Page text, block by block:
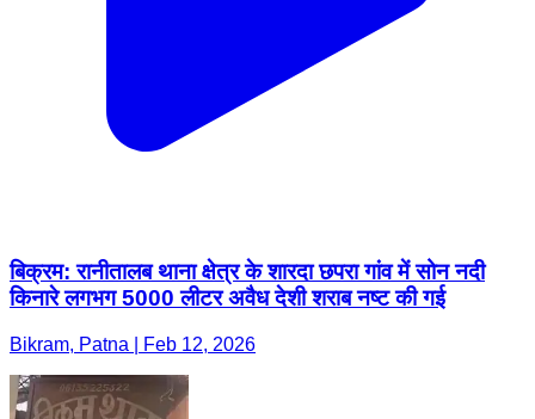
बिक्रम: रानीतालब थाना क्षेत्र के शारदा छपरा गांव में सोन नदी
किनारे लगभग 5000 लीटर अवैध देशी शराब नष्ट की गई
Bikram, Patna | Feb 12, 2026